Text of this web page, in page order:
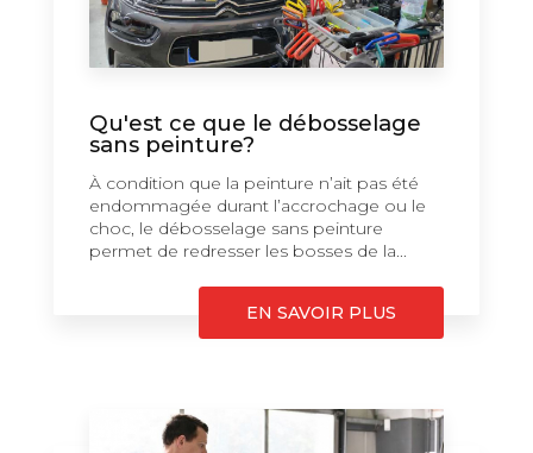
Qu'est ce que le débosselage
sans peinture?
À condition que la peinture n’ait pas été
endommagée durant l’accrochage ou le
choc, le débosselage sans peinture
permet de redresser les bosses de la...
EN SAVOIR PLUS